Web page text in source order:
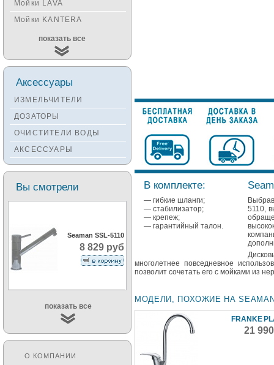
В комплекте:
— гибкие шланги;
— стабилизатор;
— крепеж;
— гарантийный талон.
5110,
многолетнее повседневное
позволит сочетать его с мойками из
МОДЕЛИ, ПОХОЖИЕ НА SEAMAN
FRANKE
21
Мойки LAVA
Мойки KANTERA
Мойки KUCHENSTERN
Мойки ALVEUS
Мойки TEKA
Мойки ZORG
Мойки SEAMAN
Мойки ZIGMUND&SHTAIN
Мойки OULIN
Мойки PAULMARK
показать все
Аксессуары
ИЗМЕЛЬЧИТЕЛИ
ДОЗАТОРЫ
ОЧИСТИТЕЛИ ВОДЫ
АКСЕССУАРЫ
Вы смотрели
Seaman SSL-5110
8 829 руб
показать все
О КОМПАНИИ